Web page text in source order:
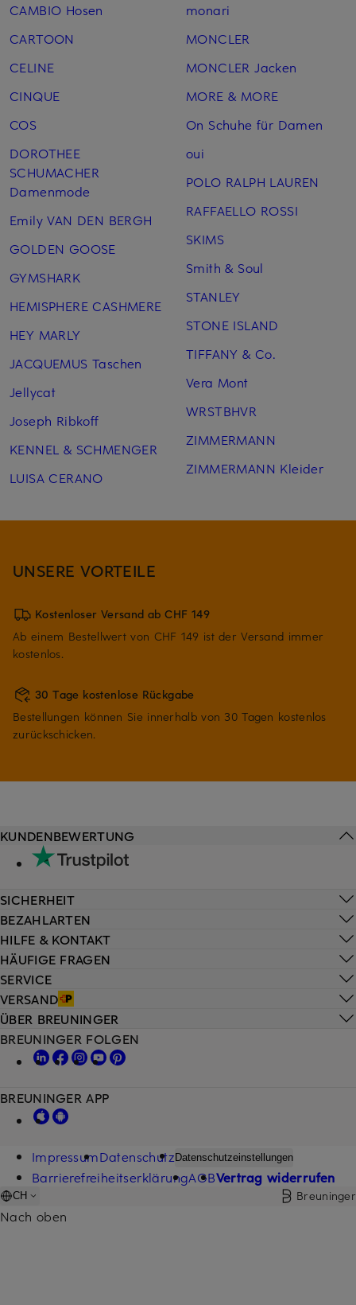
CAMBIO Hosen
CARTOON
CELINE
CINQUE
COS
DOROTHEE
SCHUMACHER
Damenmode
Emily VAN DEN BERGH
GOLDEN GOOSE
GYMSHARK
HEMISPHERE CASHMERE
HEY MARLY
JACQUEMUS Taschen
Jellycat
Joseph Ribkoff
KENNEL & SCHMENGER
LUISA CERANO
monari
MONCLER
MONCLER Jacken
MORE & MORE
On Schuhe für Damen
oui
POLO RALPH LAUREN
RAFFAELLO ROSSI
SKIMS
Smith & Soul
STANLEY
STONE ISLAND
TIFFANY & Co.
Vera Mont
WRSTBHVR
ZIMMERMANN
ZIMMERMANN Kleider
UNSERE VORTEILE
Kostenloser Versand ab CHF 149
Ab einem Bestellwert von CHF 149 ist der Versand immer
kostenlos.
30 Tage kostenlose Rückgabe
Bestellungen können Sie innerhalb von 30 Tagen kostenlos
zurückschicken.
HILFE & KONTAKT
HÄUFIGE FRAGEN
SERVICE
VERSAND
KUNDENBEWERTUNG
SICHERHEIT
BEZAHLARTEN
ÜBER BREUNINGER
BREUNINGER FOLGEN
BREUNINGER APP
ImpressumDatenschutzDatenschutzeinstellungen
BarrierefreiheitserklärungAGBVertrag widerrufen
CH Breuninger
Nach oben